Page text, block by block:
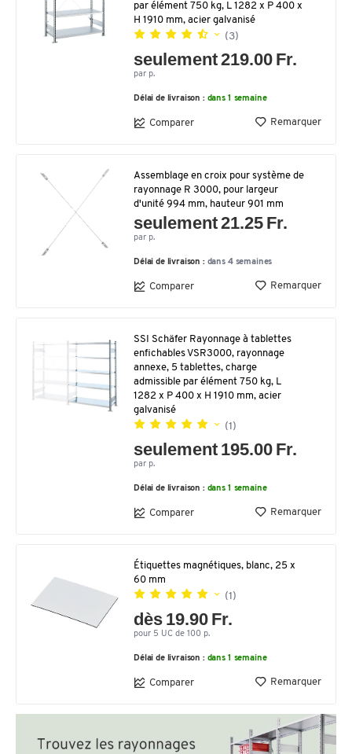
par élément 750 kg, L 1282 x P 400 x
H 1910 mm, acier galvanisé
(3)
seulement 219.00 Fr.
par p.
Délai de livraison : dans 1 semaine
Comparer Remarquer
Assemblage en croix pour système de
rayonnage R 3000, pour largeur
d'unité 994 mm, hauteur 901 mm
seulement 21.25 Fr.
par p.
Délai de livraison : dans 4 semaines
Comparer Remarquer
SSI Schäfer Rayonnage à tablettes
enfichables VSR3000, rayonnage
annexe, 5 tablettes, charge
admissible par élément 750 kg, L
1282 x P 400 x H 1910 mm, acier
galvanisé
(1)
seulement 195.00 Fr.
par p.
Délai de livraison : dans 1 semaine
Comparer Remarquer
Étiquettes magnétiques, blanc, 25 x
60 mm
(1)
dès 19.90 Fr.
pour 5 UC de 100 p.
Délai de livraison : dans 1 semaine
Comparer Remarquer